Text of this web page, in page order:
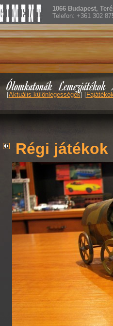
Ólomkatonák Lemezjátékok
1066 Budapest,
Telefon: +361 302
[Aktuális különlegességek] [
Régi játékok